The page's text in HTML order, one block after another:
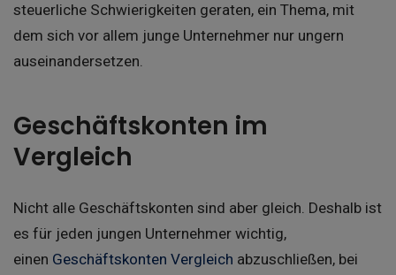
steuerliche Schwierigkeiten geraten, ein Thema, mit
dem sich vor allem junge Unternehmer nur ungern
auseinandersetzen.
Geschäftskonten im
Vergleich
Nicht alle Geschäftskonten sind aber gleich. Deshalb ist
es für jeden jungen Unternehmer wichtig,
einen Geschäftskonten Vergleich abzuschließen, bei